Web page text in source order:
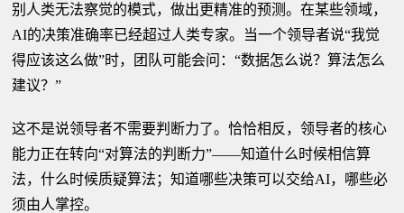
别人类无法察觉的模式，做出更精准的预测。在某些领域，
AI的决策准确率已经超过人类专家。当一个领导者说“我觉
得应该这么做”时，团队可能会问：“数据怎么说？算法怎么
建议？”
这不是说领导者不需要判断力了。恰恰相反，领导者的核心
能力正在转向“对算法的判断力”——知道什么时候相信算
法，什么时候质疑算法；知道哪些决策可以交给AI，哪些必
须由人掌控。